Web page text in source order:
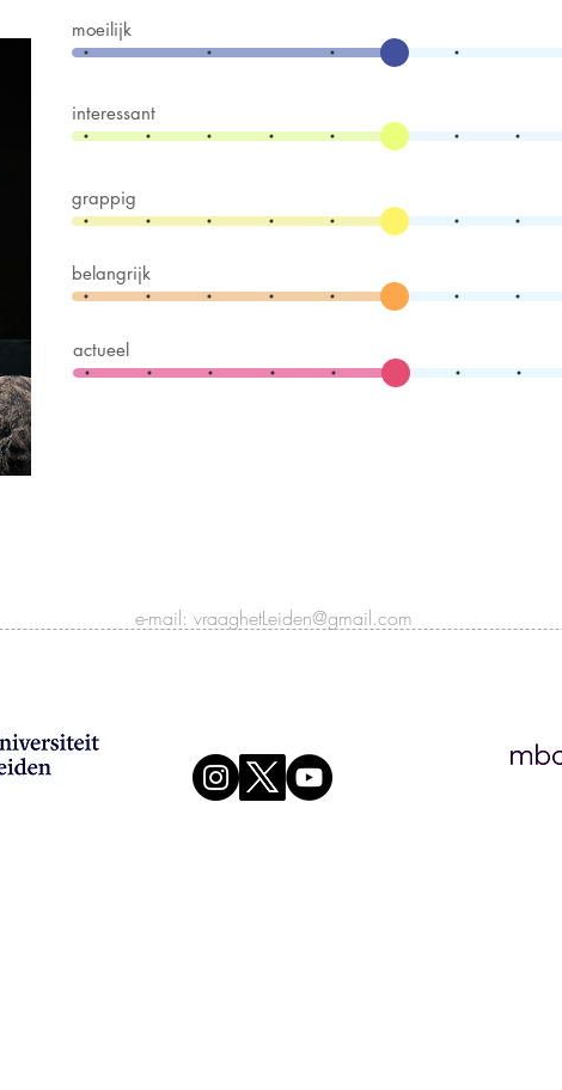
moeilijk
interessant
grappig
belangrijk
actueel
e-mail: vraaghetLeiden@gmail.com